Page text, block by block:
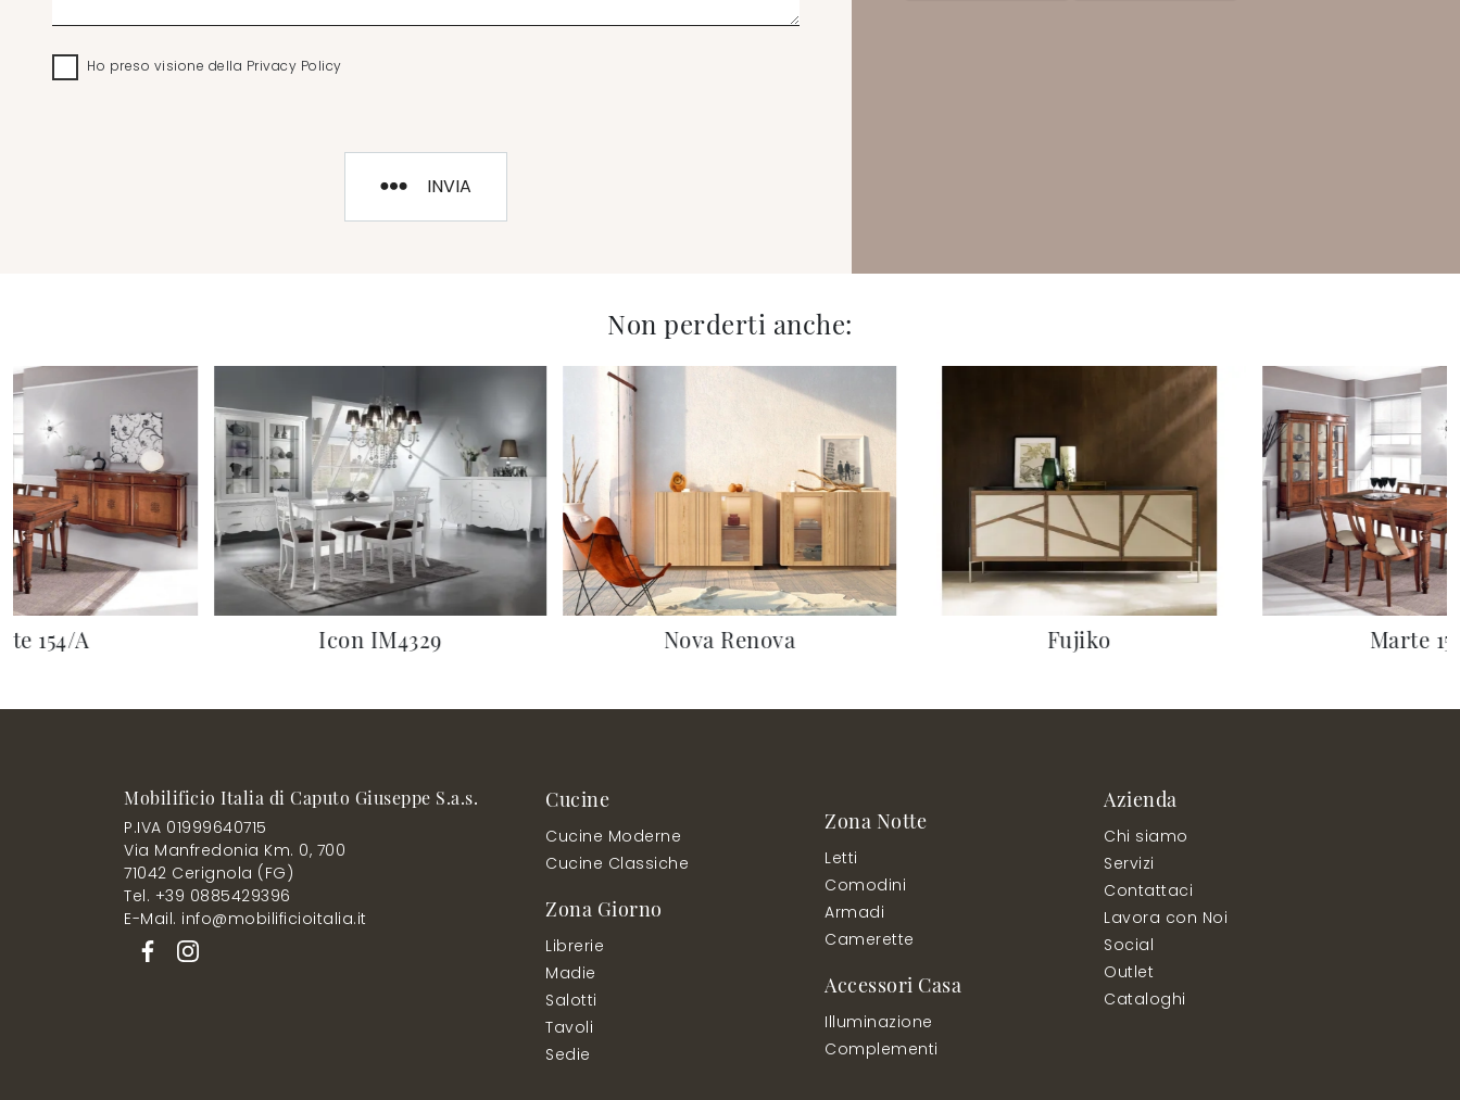
Ho preso visione della Privacy Policy
INVIA
Non perderti anche:
154/A Icon IM4329 Nova Renova Fujiko Marte
Mobilificio Italia di Caputo Giuseppe S.a.s.
P.IVA 01999640715
Via Manfredonia Km. 0, 700
71042 Cerignola (FG)
Tel. +39 0885429396
E-Mail. info@mobilificioitalia.it
Cucine
Cucine Moderne
Cucine Classiche
Zona Giorno
Librerie
Madie
Salotti
Tavoli
Sedie
Zona Notte
Letti
Comodini
Armadi
Camerette
Accessori Casa
Illuminazione
Complementi
Azienda
Chi siamo
Servizi
Contattaci
Lavora con Noi
Social
Outlet
Cataloghi